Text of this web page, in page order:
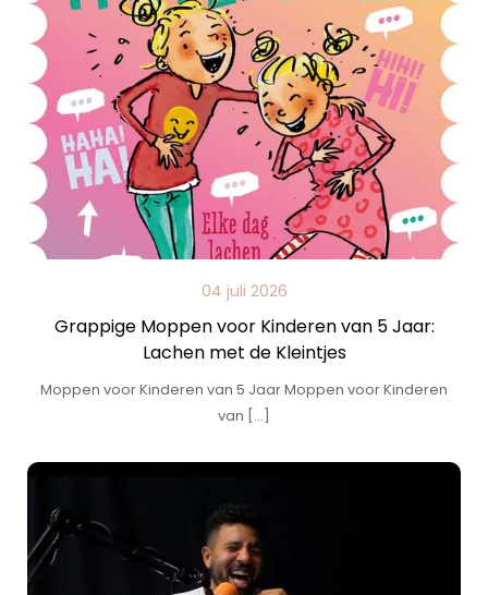
04 juli 2026
Grappige Moppen voor Kinderen van 5 Jaar:
Lachen met de Kleintjes
Moppen voor Kinderen van 5 Jaar Moppen voor Kinderen
van […]